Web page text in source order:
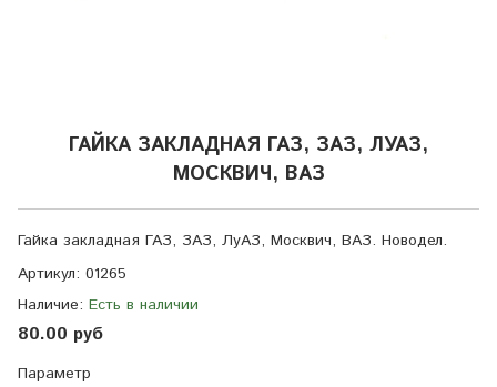
ГАЙКА ЗАКЛАДНАЯ ГАЗ, ЗАЗ, ЛУАЗ,
МОСКВИЧ, ВАЗ
Гайка закладная ГАЗ, ЗАЗ, ЛуАЗ, Москвич, ВАЗ. Новодел.
Артикул: 01265
Наличие: Есть в наличии
80.00 руб
Параметр